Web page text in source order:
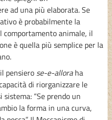
ad una più elaborata. Se
è probabilmente la
comportamento animale, il
è quella più semplice per la
pensiero se-e-alloraha
di riorganizzare le
“Se prendo un
la forma in una curva,